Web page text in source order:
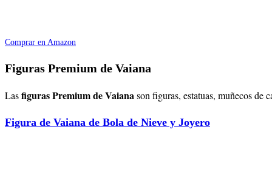
Comprar en Amazon
Figuras Premium de Vaiana
Lasfiguras Premium deVaianason figuras, estatuas, muñecos de
Figura de Vaiana de Bola de Nieve y Joyero